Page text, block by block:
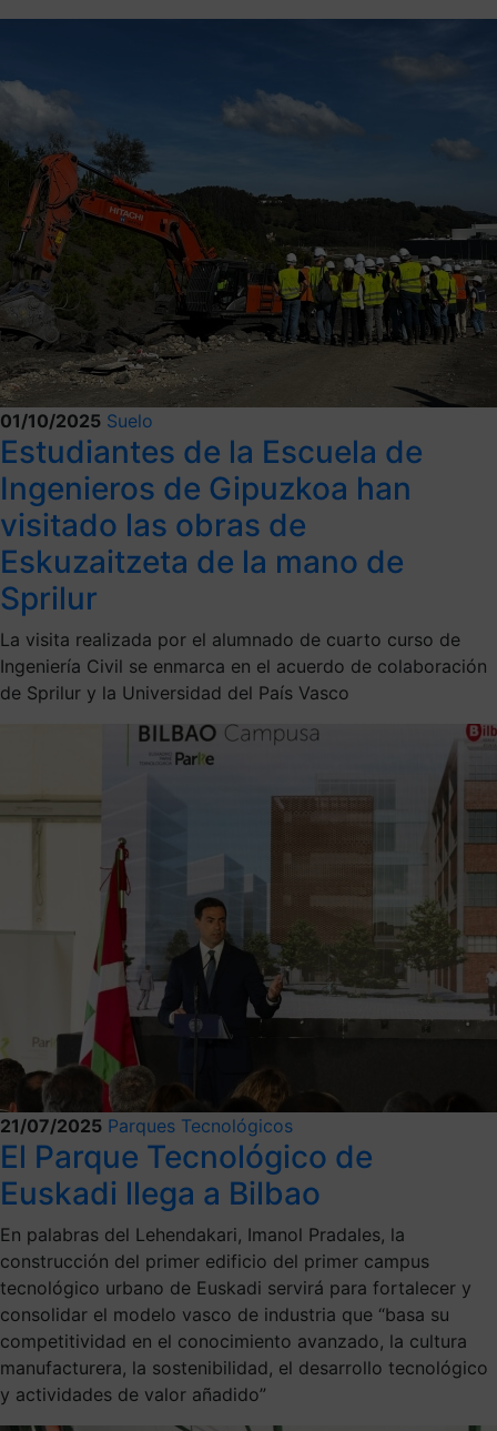
01/10/2025 Suelo
Estudiantes de la Escuela de
Ingenieros de Gipuzkoa han
visitado las obras de
Eskuzaitzeta de la mano de
Sprilur
La visita realizada por el alumnado de cuarto curso de
Ingeniería Civil se enmarca en el acuerdo de colaboración
de Sprilur y la Universidad del País Vasco
21/07/2025 Parques Tecnológicos
El Parque Tecnológico de
Euskadi llega a Bilbao
En palabras del Lehendakari, Imanol Pradales, la
construcción del primer edificio del primer campus
tecnológico urbano de Euskadi servirá para fortalecer y
consolidar el modelo vasco de industria que “basa su
competitividad en el conocimiento avanzado, la cultura
manufacturera, la sostenibilidad, el desarrollo tecnológico
y actividades de valor añadido”